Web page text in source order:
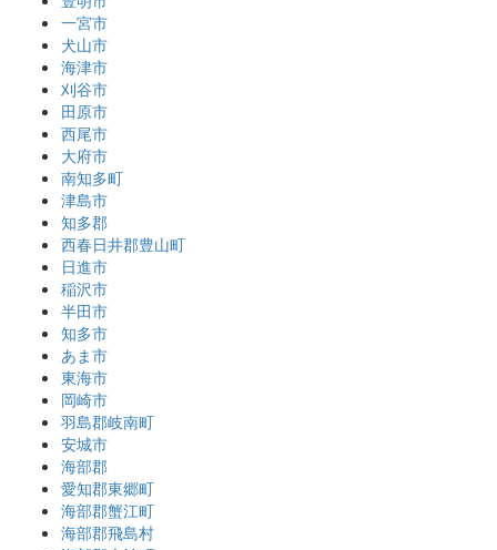
一宮市
犬山市
海津市
刈谷市
田原市
西尾市
大府市
南知多町
津島市
知多郡
西春日井郡豊山町
日進市
稲沢市
半田市
知多市
あま市
東海市
岡崎市
羽島郡岐南町
安城市
海部郡
愛知郡東郷町
海部郡蟹江町
海部郡飛島村